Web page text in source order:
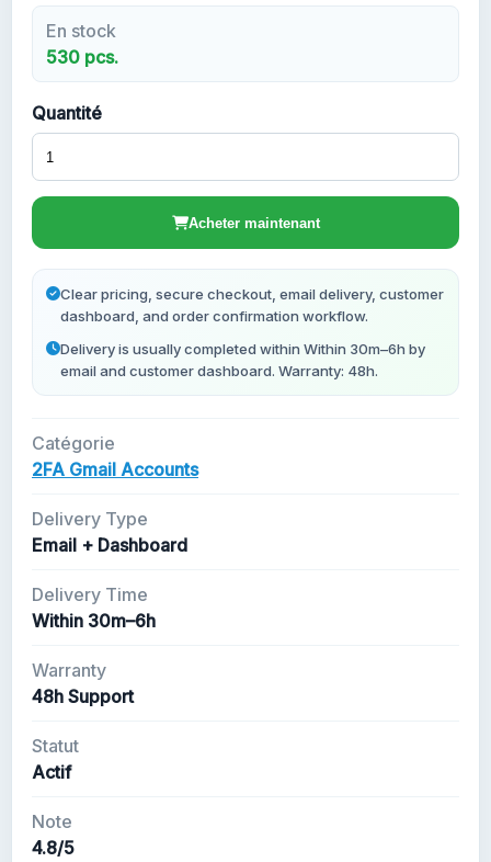
Nouveaux Comptes Gmail
En stock
530 pcs.
Quantité
Acheter maintenant
Clear pricing, secure checkout, email delivery, customer
dashboard, and order confirmation workflow.
Delivery is usually completed within Within 30m–6h by
email and customer dashboard. Warranty: 48h.
Catégorie
2FA Gmail Accounts
Delivery Type
Email + Dashboard
Delivery Time
Within 30m–6h
Warranty
48h Support
Statut
Actif
Note
4.8/5